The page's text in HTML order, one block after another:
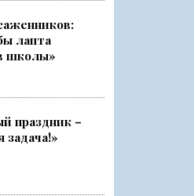
...
ещ...
лапта
школы»
праздник –
задача!»